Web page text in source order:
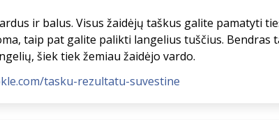
ir balus. Visus žaidėjų taškus galite pamatyti
taip pat galite palikti langelius tuščius. Bendras
šiek tiek žemiau žaidėjo vardo.
tasku-rezultatu-suvestine